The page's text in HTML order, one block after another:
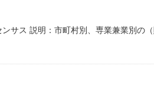
サス 説明：市町村別、専業兼業別の